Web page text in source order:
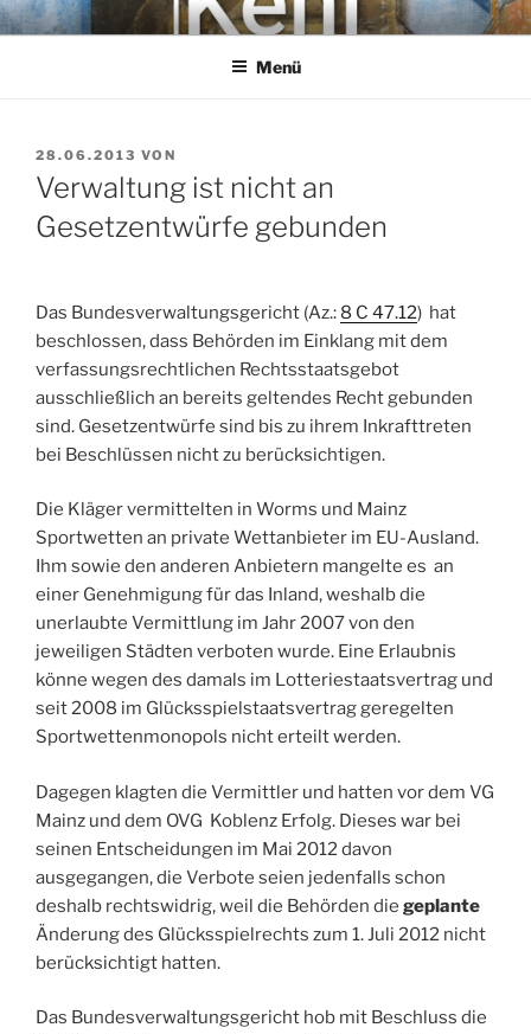
Zum
InhaltKEHL
Rechtsanwaltsgesellschaft mbH
Menü
VERÖFFENTLICHT
AM
28.06.2013 VON
Verwaltung ist nicht an
Gesetzentwürfe gebunden
Das Bundesverwaltungsgericht (Az.: 8 C 47.12) hat
beschlossen, dass Behörden im Einklang mit dem
verfassungsrechtlichen Rechtsstaatsgebot
ausschließlich an bereits geltendes Recht gebunden
sind. Gesetzentwürfe sind bis zu ihrem Inkrafttreten
bei Beschlüssen nicht zu berücksichtigen.
Die Kläger vermittelten in Worms und Mainz
Sportwetten an private Wettanbieter im EU-Ausland.
Ihm sowie den anderen Anbietern mangelte es an
einer Genehmigung für das Inland, weshalb die
unerlaubte Vermittlung im Jahr 2007 von den
jeweiligen Städten verboten wurde. Eine Erlaubnis
könne wegen des damals im Lotteriestaatsvertrag und
seit 2008 im Glücksspielstaatsvertrag geregelten
Sportwettenmonopols nicht erteilt werden.
Dagegen klagten die Vermittler und hatten vor dem VG
Mainz und dem OVG Koblenz Erfolg. Dieses war bei
seinen Entscheidungen im Mai 2012 davon
ausgegangen, die Verbote seien jedenfalls schon
deshalb rechtswidrig, weil die Behörden die geplante
Änderung des Glücksspielrechts zum 1. Juli 2012 nicht
berücksichtigt hatten.
Das Bundesverwaltungsgericht hob mit Beschluss die